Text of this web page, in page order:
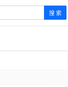
搜 索